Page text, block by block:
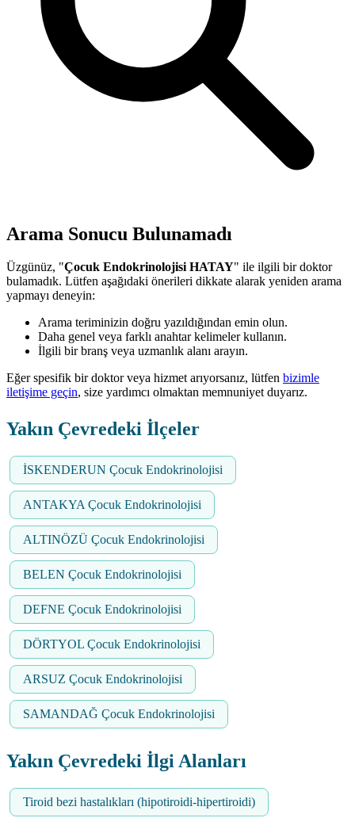
Arama Sonucu Bulunamadı
Üzgünüz, "Çocuk Endokrinolojisi HATAY" ile ilgili bir doktor
bulamadık. Lütfen aşağıdaki önerileri dikkate alarak yeniden arama
yapmayı deneyin:
Arama teriminizin doğru yazıldığından emin olun.
Daha genel veya farklı anahtar kelimeler kullanın.
İlgili bir branş veya uzmanlık alanı arayın.
Eğer spesifik bir doktor veya hizmet arıyorsanız, lütfen bizimle
iletişime geçin, size yardımcı olmaktan memnuniyet duyarız.
Yakın Çevredeki İlçeler
İSKENDERUN Çocuk Endokrinolojisi
ANTAKYA Çocuk Endokrinolojisi
ALTINÖZÜ Çocuk Endokrinolojisi
BELEN Çocuk Endokrinolojisi
DEFNE Çocuk Endokrinolojisi
DÖRTYOL Çocuk Endokrinolojisi
ARSUZ Çocuk Endokrinolojisi
SAMANDAĞ Çocuk Endokrinolojisi
Yakın Çevredeki İlgi Alanları
Tiroid bezi hastalıkları (hipotiroidi-hipertiroidi)